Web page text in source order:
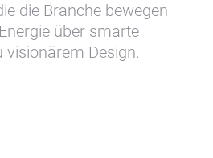
die Branche bewegen –
über smarte
visionärem Design.